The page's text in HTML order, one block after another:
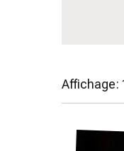
Affichage: